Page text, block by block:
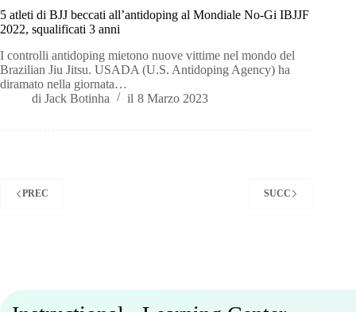
5 atleti di BJJ beccati all’antidoping al Mondiale No-Gi IBJJF
2022, squalificati 3 anni
I controlli antidoping mietono nuove vittime nel mondo del
Brazilian Jiu Jitsu. USADA (U.S. Antidoping Agency) ha
diramato nella giornata…
di Jack Botinha il 8 Marzo 2023
PREC SUCC